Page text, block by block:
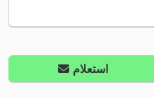
استعلام